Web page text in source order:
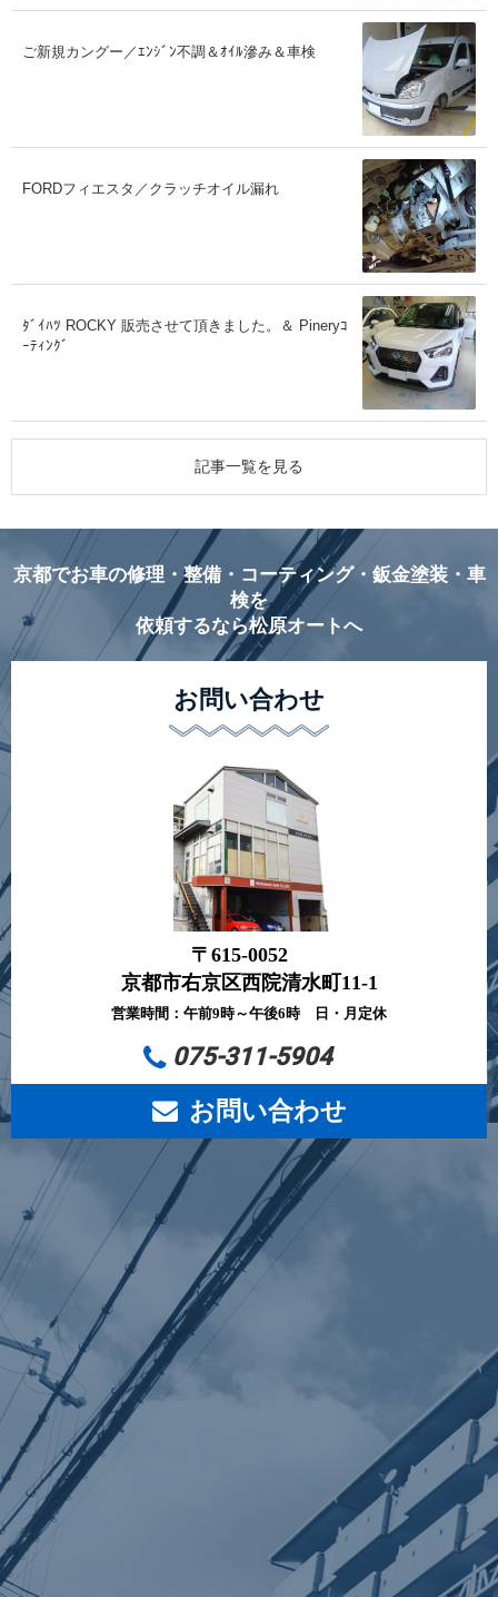
ご新規カングー／ｴﾝｼﾞﾝ不調＆ｵｲﾙ滲み＆車検
FORDフィエスタ／クラッチオイル漏れ
ﾀﾞｲﾊﾂ ROCKY 販売させて頂きました。＆ Pineryｺ
ｰﾃｨﾝｸﾞ
記事一覧を見る
京都でお車の修理・整備・コーティング・鈑金塗装・車
検を
依頼するなら松原オートへ
お問い合わせ
〒615-0052
京都市右京区西院清水町11-1
営業時間：午前9時～午後6時 日・月定休
075-311-5904
お問い合わせ